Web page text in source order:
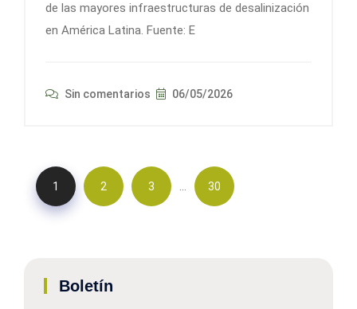
de las mayores infraestructuras de desalinización
en América Latina. Fuente: E
Sin comentarios 06/05/2026
1 2 3 … 30
Boletín